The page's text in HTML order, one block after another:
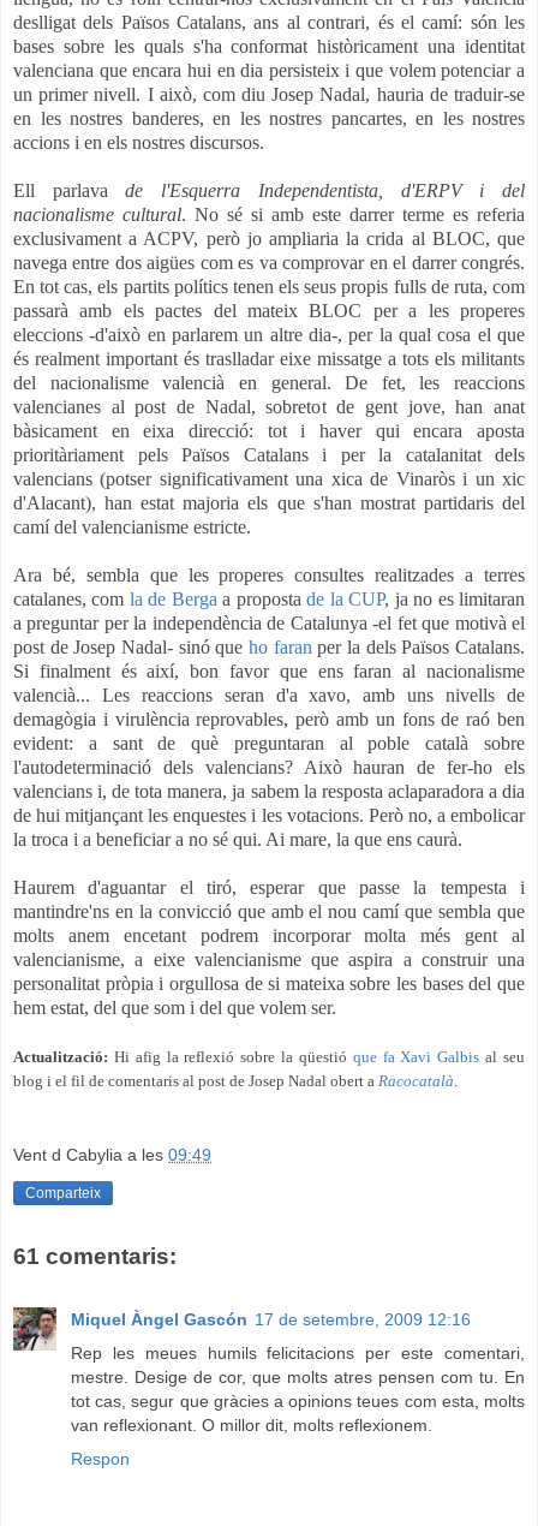
deslligat dels Països Catalans, ans al contrari, és el camí: són les
bases sobre les quals s'ha conformat històricament una identitat
valenciana que encara hui en dia persisteix i que volem potenciar a
un primer nivell. I això, com diu Josep Nadal, hauria de traduir-se
en les nostres banderes, en les nostres pancartes, en les nostres
accions i en els nostres discursos.
Ell parlavade l'Esquerra Independentista, d'ERPV i del
nacionalisme cultural. No sé si amb este darrer terme es referia
exclusivament a ACPV, però jo ampliaria la crida al BLOC, que
navega entre dos aigües com es va comprovar en el darrer congrés.
En tot cas, els partits polítics tenen els seus propis fulls de ruta, com
passarà amb els pactes del mateix BLOC per a les properes
eleccions -d'això en parlarem un altre dia-, per la qual cosa el que
és realment important és traslladar eixe missatge a tots els militants
del nacionalisme valencià en general. De fet, les reaccions
valencianes al post de Nadal, sobretot de gent jove, han anat
bàsicament en eixa direcció: tot i haver qui encara aposta
prioritàriament pels Països Catalans i per la catalanitat dels
valencians (potser significativament una xica de Vinaròs i un xic
d'Alacant), han estat majoria els que s'han mostrat partidaris del
camí del valencianisme estricte.
Ara bé, sembla que les properes consultes realitzades a terres
catalanes, com la de Berga a propostade la CUP, ja no es limitaran
a preguntar per la independència de Catalunya -el fet que motivà el
post de Josep Nadal- sinó que ho faran per la dels Països Catalans.
Si finalment és així, bon favor que ens faran al nacionalisme
valencià... Les reaccions seran d'a xavo, amb uns nivells de
demagògia i virulència reprovables, però amb un fons de raó ben
evident: a sant de què preguntaran al poble català sobre
l'autodeterminació dels valencians? Això hauran de fer-ho els
valencians i, de tota manera, ja sabem la resposta aclaparadora a dia
de hui mitjançant les enquestes i les votacions. Però no, a embolicar
la troca i a beneficiar a no sé qui. Ai mare, la que ens caurà.
Haurem d'aguantar el tiró, esperar que passe la tempesta i
mantindre'ns en la convicció que amb el nou camí que sembla que
molts anem encetant podrem incorporar molta més gent al
valencianisme, a eixe valencianisme que aspira a construir una
personalitat pròpia i orgullosa de si mateixa sobre les bases del que
hem estat, del que som i del que volem ser.
Actualització: Hi afig la reflexió sobre la qüestió que fa Xavi Galbis al seu
blog i el fil de comentaris al post de Josep Nadal obert a Racocatalà
Vent d Cabylia a les 09:49
Comparteix
61 comentaris:
Miquel Àngel Gascón 17 de setembre, 2009 12:16
Rep les meues humils felicitacions per este comentari,
mestre. Desige de cor, que molts atres pensen com tu. En
tot cas, segur que gràcies a opinions teues com esta, molts
van reflexionant. O millor dit, molts reflexionem.
Respon